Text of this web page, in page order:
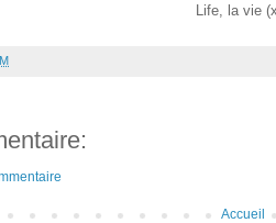
Life, la vie
Accueil